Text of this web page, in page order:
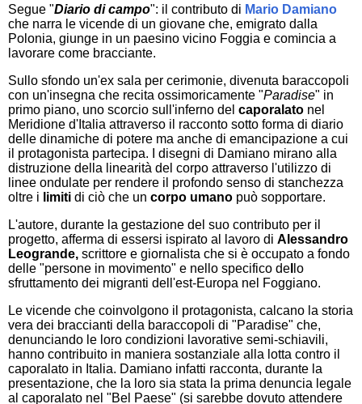
Segue "Diario di campo": il contributo di Mario Damiano
che narra le vicende di un giovane che, emigrato dalla
Polonia, giunge in un paesino vicino Foggia e comincia a
lavorare come bracciante.
Sullo sfondo un'ex sala per cerimonie, divenuta baraccopoli
con un'insegna che recita ossimoricamente "Paradise" in
primo piano, uno scorcio sull'inferno del caporalato nel
Meridione d'Italia attraverso il racconto sotto forma di diario
delle dinamiche di potere ma anche di emancipazione a cui
il protagonista partecipa. I disegni di Damiano mirano alla
distruzione della linearità del corpo attraverso l'utilizzo di
linee ondulate per rendere il profondo senso di stanchezza
oltre i limiti di ciò che un corpo umano può sopportare.
L'autore, durante la gestazione del suo contributo per il
progetto, afferma di essersi ispirato al lavoro di Alessandro
Leogrande, scrittore e giornalista che si è occupato a fondo
delle "persone in movimento" e nello specifico de lo
sfruttamento dei migranti dell'est-Europa nel Foggiano.
Le vicende che coinvolgono il protagonista, calcano la storia
vera dei braccianti della baraccopoli di "Paradise" che,
denunciando le loro condizioni lavorative semi-schiavili,
hanno contribuito in maniera sostanziale alla lotta contro il
caporalato in Italia. Damiano infatti racconta, durante la
presentazione, che la loro sia stata la prima denuncia legale
al caporalato nel "Bel Paese" (si sarebbe dovuto attendere